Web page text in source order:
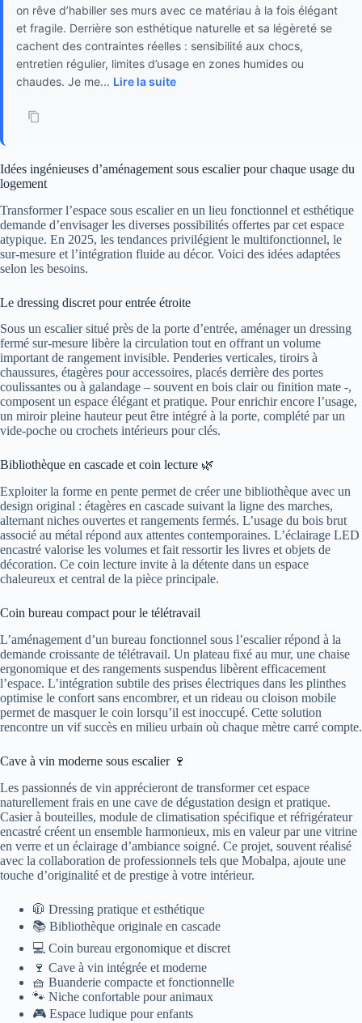
on rêve d’habiller ses murs avec ce matériau à la fois élégant
et fragile. Derrière son esthétique naturelle et sa légèreté se
cachent des contraintes réelles : sensibilité aux chocs,
entretien régulier, limites d’usage en zones humides ou
chaudes. Je me... Lire la suite
Idées ingénieuses d’aménagement sous escalier pour chaque usage du
logement
Transformer l’espace sous escalier en un lieu fonctionnel et esthétique
demande d’envisager les diverses possibilités offertes par cet espace
atypique. En 2025, les tendances privilégient le multifonctionnel, le
sur-mesure et l’intégration fluide au décor. Voici des idées adaptées
selon les besoins.
Le dressing discret pour entrée étroite
Sous un escalier situé près de la porte d’entrée, aménager un dressing
fermé sur-mesure libère la circulation tout en offrant un volume
important de rangement invisible. Penderies verticales, tiroirs à
chaussures, étagères pour accessoires, placés derrière des portes
coulissantes ou à galandage – souvent en bois clair ou finition mate -,
composent un espace élégant et pratique. Pour enrichir encore l’usage,
un miroir pleine hauteur peut être intégré à la porte, complété par un
vide-poche ou crochets intérieurs pour clés.
Bibliothèque en cascade et coin lecture 🌿
Exploiter la forme en pente permet de créer une bibliothèque avec un
design original : étagères en cascade suivant la ligne des marches,
alternant niches ouvertes et rangements fermés. L’usage du bois brut
associé au métal répond aux attentes contemporaines. L’éclairage LED
encastré valorise les volumes et fait ressortir les livres et objets de
décoration. Ce coin lecture invite à la détente dans un espace
chaleureux et central de la pièce principale.
Coin bureau compact pour le télétravail
L’aménagement d’un bureau fonctionnel sous l’escalier répond à la
demande croissante de télétravail. Un plateau fixé au mur, une chaise
ergonomique et des rangements suspendus libèrent efficacement
l’espace. L’intégration subtile des prises électriques dans les plinthes
optimise le confort sans encombrer, et un rideau ou cloison mobile
permet de masquer le coin lorsqu’il est inoccupé. Cette solution
rencontre un vif succès en milieu urbain où chaque mètre carré compte.
Cave à vin moderne sous escalier 🍷
Les passionnés de vin apprécieront de transformer cet espace
naturellement frais en une cave de dégustation design et pratique.
Casier à bouteilles, module de climatisation spécifique et réfrigérateur
encastré créent un ensemble harmonieux, mis en valeur par une vitrine
en verre et un éclairage d’ambiance soigné. Ce projet, souvent réalisé
avec la collaboration de professionnels tels que Mobalpa, ajoute une
touche d’originalité et de prestige à votre intérieur.
🧥 Dressing pratique et esthétique
📚 Bibliothèque originale en cascade
💻 Coin bureau ergonomique et discret
🍷 Cave à vin intégrée et moderne
🧺 Buanderie compacte et fonctionnelle
🐾 Niche confortable pour animaux
🎮 Espace ludique pour enfants